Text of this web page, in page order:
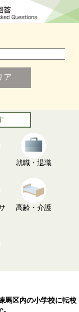
就職・退職
高齢・介護
馬区内の小学校に転校